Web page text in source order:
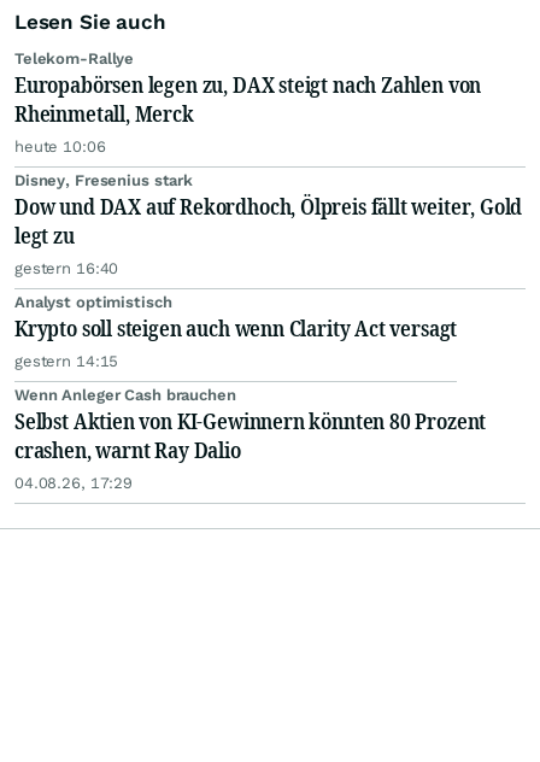
Lesen Sie auch
Telekom-Rallye
Europabörsen legen zu, DAX steigt nach Zahlen von
Rheinmetall, Merck
heute 10:06
Disney, Fresenius stark
Dow und DAX auf Rekordhoch, Ölpreis fällt weiter, Gold
legt zu
gestern 16:40
Analyst optimistisch
Krypto soll steigen auch wenn Clarity Act versagt
gestern 14:15
Wenn Anleger Cash brauchen
Selbst Aktien von KI-Gewinnern könnten 80 Prozent
crashen, warnt Ray Dalio
04.08.26, 17:29